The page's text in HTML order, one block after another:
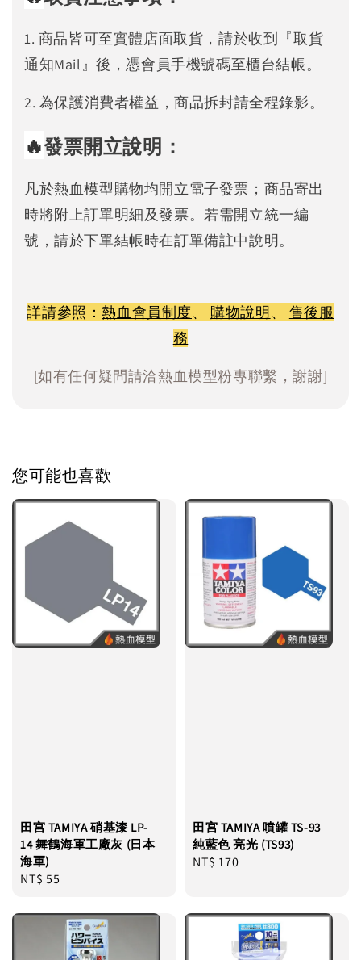
1. 商品皆可至實體店面取貨，請於收到『取貨
通知Mail』後，憑會員手機號碼至櫃台結帳。
2. 為保護消費者權益，商品拆封請全程錄影。
🔥發票開立說明：
凡於熱血模型購物均開立電子發票；商品寄出
時將附上訂單明細及發票。若需開立統一編
號，請於下單結帳時在訂單備註中說明。
詳請參照：熱血會員制度、 購物說明、 售後服
務
[如有任何疑問請洽熱血模型粉專聯繫，謝謝]
您可能也喜歡
田宮 TAMIYA 硝基漆 LP-
14 舞鶴海軍工廠灰 (日本
海軍)
Regular
NT$ 55
田宮 TAMIYA 噴罐 TS-93
純藍色 亮光 (TS93)
Regular
NT$ 170